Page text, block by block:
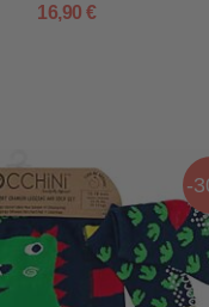
16,90 €
-